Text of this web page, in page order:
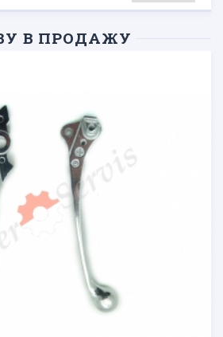
В ПРОДАЖУ